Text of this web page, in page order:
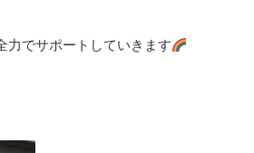
力でサポートしていきます